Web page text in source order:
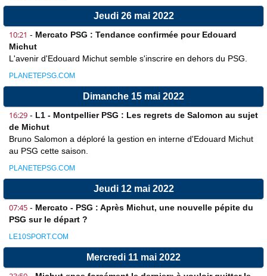
Jeudi 26 mai 2022
10:21 - Mercato PSG : Tendance confirmée pour Edouard
Michut
L'avenir d'Edouard Michut semble s'inscrire en dehors du PSG.
PLANETEPSG.COM
Dimanche 15 mai 2022
16:29 - L1 - Montpellier PSG : Les regrets de Salomon au sujet
de Michut
Bruno Salomon a déploré la gestion en interne d'Edouard Michut
au PSG cette saison.
PLANETEPSG.COM
Jeudi 12 mai 2022
07:45 - Mercato - PSG : Après Michut, une nouvelle pépite du
PSG sur le départ ?
LE10SPORT.COM
Mercredi 11 mai 2022